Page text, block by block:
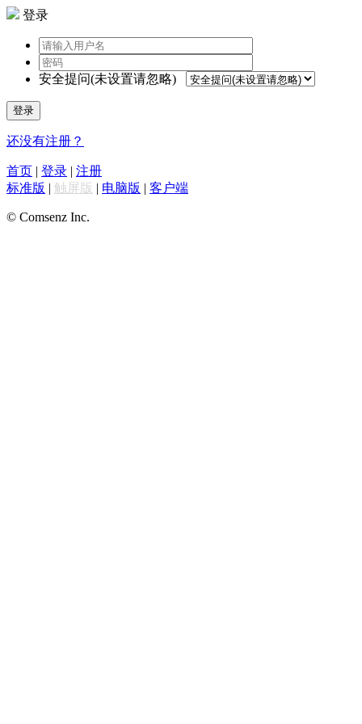
登录
安全提问(未设置请忽略)
登录
还没有注册？
首页 | 登录 | 注册
标准版 | 触屏版 | 电脑版 | 客户端
© Comsenz Inc.